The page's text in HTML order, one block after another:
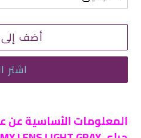
أضف
اشتر
منتج
المعلومات الأساسية